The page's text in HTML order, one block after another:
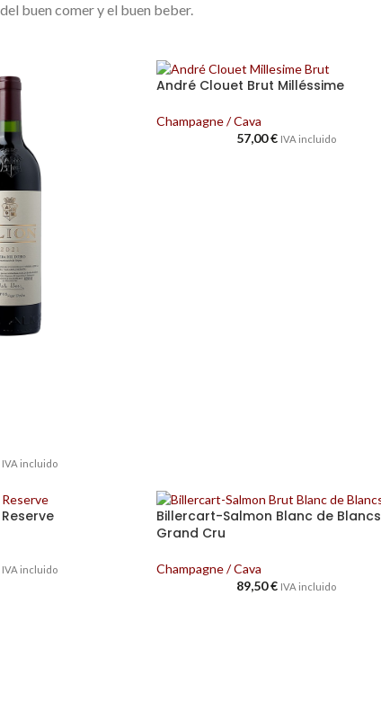
buen comer y el buen beber.
IVA incluido
André Clouet Brut Milléssime
Champagne / Cava
57,00€ IVA incluido
IVA incluido
Billercart-Salmon Blanc de Blancs
Grand Cru
Champagne / Cava
89,50€ IVA incluido